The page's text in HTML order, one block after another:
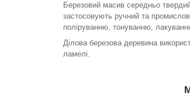
Березовий масив середньо
застосовують ручний та
поліруванню, тонуванню,
Ділова березова деревина
ламелі.